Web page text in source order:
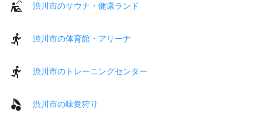
渋川市のサウナ・健康ランド
渋川市の体育館・アリーナ
渋川市のトレーニングセンター
渋川市の味覚狩り